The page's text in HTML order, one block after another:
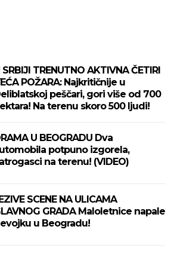
SRBIJI TRENUTNO AKTIVNA ČETIRI
POŽARA: Najkritičnije u
peščari, gori više od 700
Na terenu skoro 500 ljudi!
U BEOGRADU Dva
potpuno izgorela,
na terenu! (VIDEO)
SCENE NA ULICAMA
GRADA Maloletnice napale
u Beogradu!